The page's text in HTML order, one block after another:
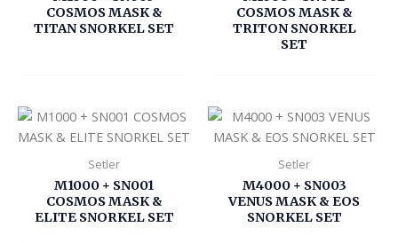
COSMOS MASK &
TITAN SNORKEL SET
COSMOS MASK &
TRITON SNORKEL
SET
Setler
M1000 + SN001
COSMOS MASK &
ELITE SNORKEL SET
Setler
M4000 + SN003
VENUS MASK & EOS
SNORKEL SET